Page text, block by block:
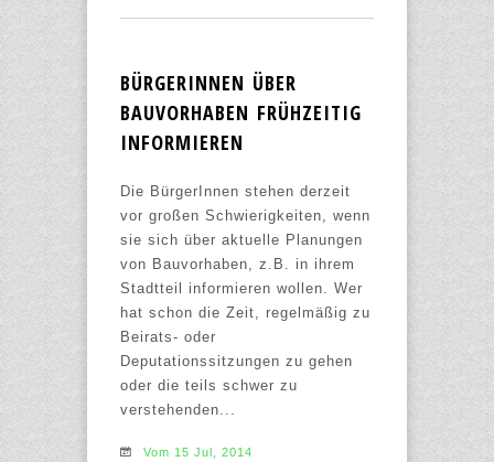
BÜRGERINNEN ÜBER
BAUVORHABEN FRÜHZEITIG
INFORMIEREN
Die BürgerInnen stehen derzeit
vor großen Schwierigkeiten, wenn
sie sich über aktuelle Planungen
von Bauvorhaben, z.B. in ihrem
Stadtteil informieren wollen. Wer
hat schon die Zeit, regelmäßig zu
Beirats- oder
Deputationssitzungen zu gehen
oder die teils schwer zu
verstehenden...
Vom 15 Jul, 2014